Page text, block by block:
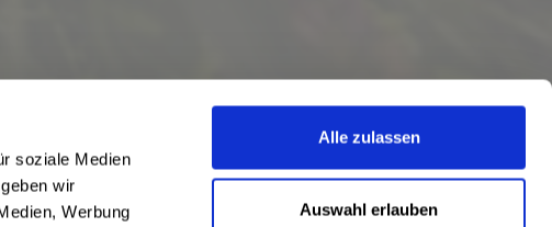
soziale Medien
wir
Werbung
Alle zulassen
Auswahl erlauben